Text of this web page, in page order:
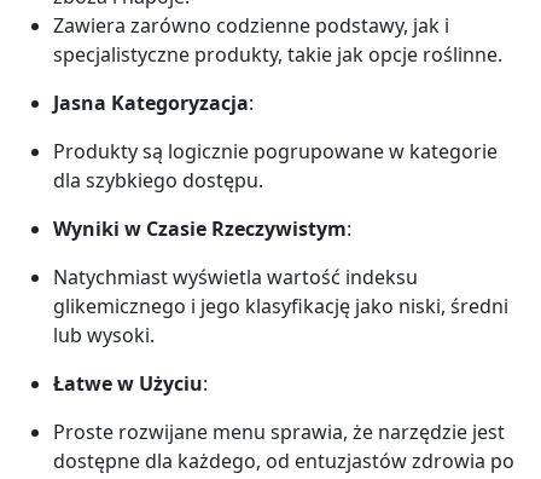
Zawiera zarówno codzienne podstawy, jak i
specjalistyczne produkty, takie jak opcje roślinne.
Jasna Kategoryzacja:
Produkty są logicznie pogrupowane w kategorie
dla szybkiego dostępu.
Wyniki w Czasie Rzeczywistym:
Natychmiast wyświetla wartość indeksu
glikemicznego i jego klasyfikację jako niski, średni
lub wysoki.
Łatwe w Użyciu:
Proste rozwijane menu sprawia, że narzędzie jest
dostępne dla każdego, od entuzjastów zdrowia po